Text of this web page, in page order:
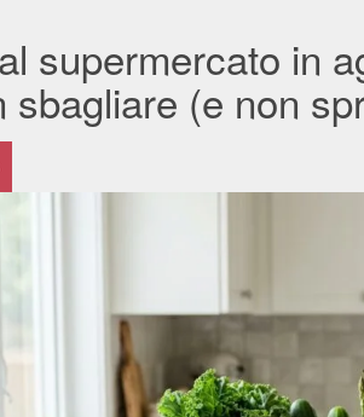
supermercato in
sbagliare (e non